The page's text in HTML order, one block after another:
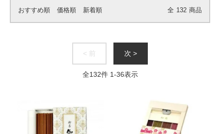
おすすめ順 価格順 新着順 全 132 商品
< 前 次 >
全132件 1-36表示